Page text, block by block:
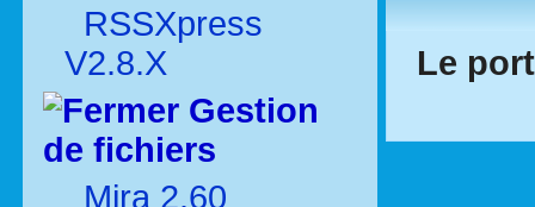
RSSXpress
V2.8.X
Gestion
de fichiers
Mira 2.60
Le